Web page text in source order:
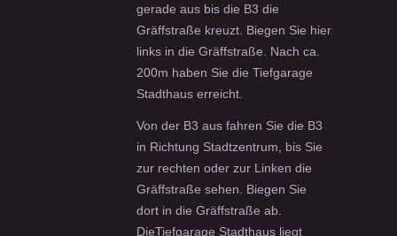
gerade aus bis die B3 die
Gräffstraße kreuzt. Biegen Sie hier
links in die Gräffstraße. Nach ca.
200m haben Sie die Tiefgarage
Stadthaus erreicht.
Von der B3 aus fahren Sie die B3
in Richtung Stadtzentrum, bis Sie
zur rechten oder zur Linken die
Gräffstraße sehen. Biegen Sie
dort in die Gräffstraße ab.
DieTiefgarage Stadthaus liegt